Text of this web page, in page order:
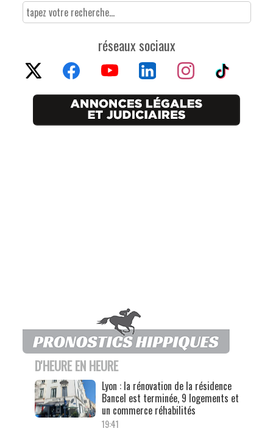
réseaux sociaux
D'HEURE EN HEURE
Lyon : la rénovation de la résidence
Bancel est terminée, 9 logements et
un commerce réhabilités
19:41